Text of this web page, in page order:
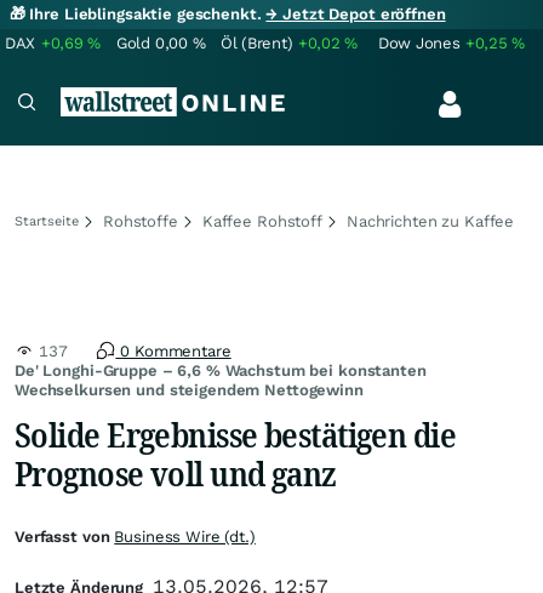
🎁 Ihre Lieblingsaktie geschenkt.→ Jetzt Depot eröffnen
DAX +0,69% Gold 0,00 % Öl (Brent) +0,02% Dow Jones +0,25%
Startseite Rohstoffe Kaffee Rohstoff Nachrichten zu Kaffee
De' Longhi-Gruppe – 6,6 % Wachstum bei konstanten
Wechselkursen und steigendem Nettogewinn
137 0 Kommentare
Solide Ergebnisse bestätigen die
Prognose voll und ganz
Verfasst von Business Wire (dt.)
Letzte Änderung 13.05.2026, 12:57